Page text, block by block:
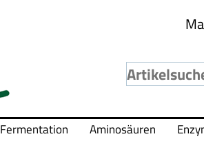
Fermentation Aminosäuren